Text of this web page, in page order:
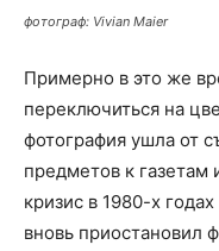
фотограф: Vivian Maier
Примерно в это же
переключиться на
фотография ушла от
предметов к газетам
кризис в 1980-х
вновь приостановил